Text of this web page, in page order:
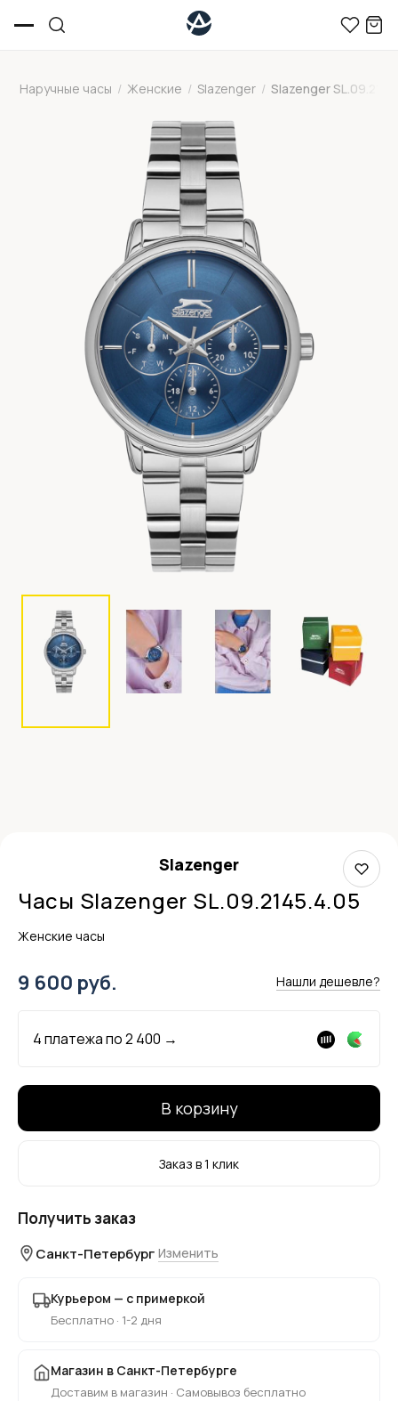
Наручные часы / Женские / Slazenger / Slazenger
Slazenger
Часы Slazenger SL.09.2145.4.05
Женские часы
9 600 руб. Нашли дешевле?
4 платежа по2 400 →
В корзину
Заказ в 1 клик
Получить заказ
Санкт-Петербург Изменить
Курьером — с примеркой
Бесплатно · 1-2 дня
Магазин в Санкт-Петербурге
Доставим в магазин · Самовывоз бесплатно